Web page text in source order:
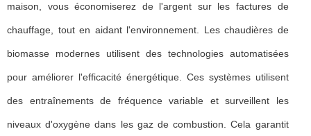
maison, vous économiserez de l'argent sur les factures de
chauffage, tout en aidant l'environnement. Les chaudières de
biomasse modernes utilisent des technologies automatisées
pour améliorer l'efficacité énergétique. Ces systèmes utilisent
des entraînements de fréquence variable et surveillent les
niveaux d'oxygène dans les gaz de combustion. Cela garantit